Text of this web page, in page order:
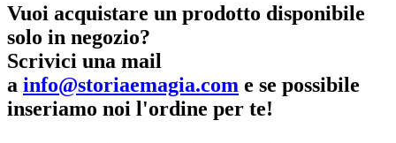
Vuoi acquistare un prodotto disponibile
solo in negozio?
Scrivici una mail
a info@storiaemagia.com e se possibile
inseriamo noi l'ordine per te!